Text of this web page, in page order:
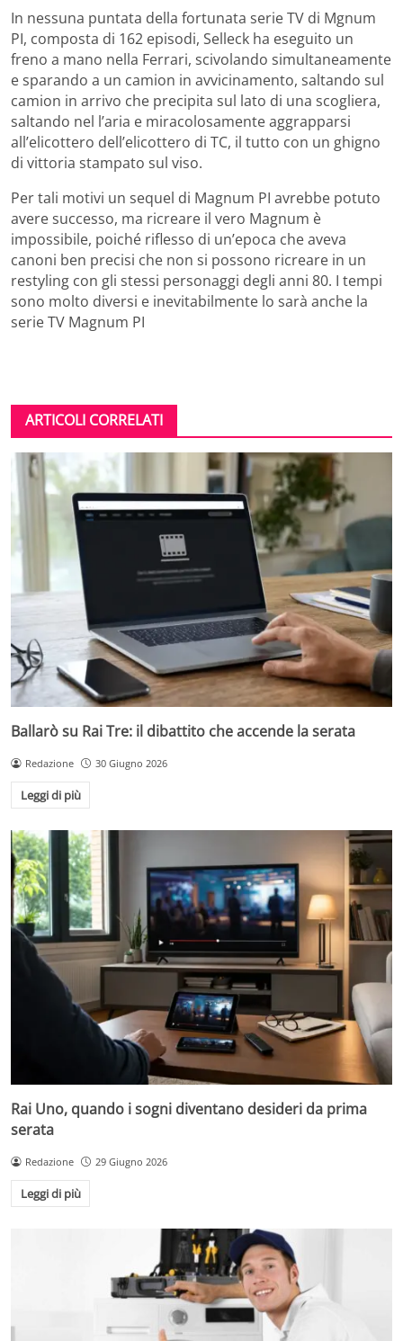
In nessuna puntata della fortunata serie TV di Mgnum
PI, composta di 162 episodi, Selleck ha eseguito un
freno a mano nella Ferrari, scivolando simultaneamente
e sparando a un camion in avvicinamento, saltando sul
camion in arrivo che precipita sul lato di una scogliera,
saltando nel l’aria e miracolosamente aggrapparsi
all’elicottero dell’elicottero di TC, il tutto con un ghigno
di vittoria stampato sul viso.
Per tali motivi un sequel di Magnum PI avrebbe potuto
avere successo, ma ricreare il vero Magnum è
impossibile, poiché riflesso di un’epoca che aveva
canoni ben precisi che non si possono ricreare in un
restyling con gli stessi personaggi degli anni 80. I tempi
sono molto diversi e inevitabilmente lo sarà anche la
serie TV Magnum PI
ARTICOLI CORRELATI
Ballarò su Rai Tre: il dibattito che accende la serata
Redazione 30 Giugno 2026
Leggi di più
Rai Uno, quando i sogni diventano desideri da prima
serata
Redazione 29 Giugno 2026
Leggi di più